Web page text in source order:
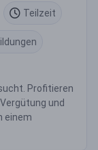
Teilzeit
Profitieren
und
einem